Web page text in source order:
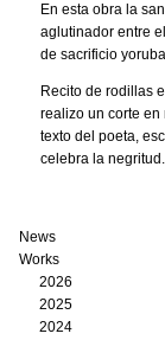
En esta obra la
aglutinador entre
de sacrificio
Recito de rodillas
realizo un corte en
texto del poeta,
celebra la negritud.
News
Works
2026
2025
2024